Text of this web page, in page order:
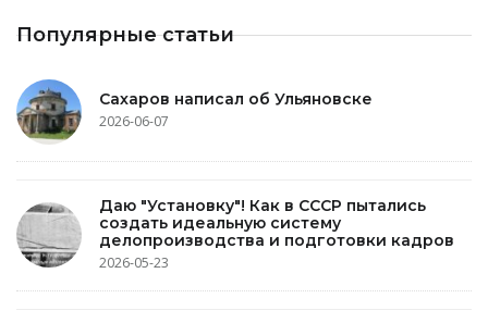
Популярные статьи
Сахаров написал об Ульяновске
2026-06-07
Даю "Установку"! Как в СССР пытались
создать идеальную систему
делопроизводства и подготовки кадров
2026-05-23